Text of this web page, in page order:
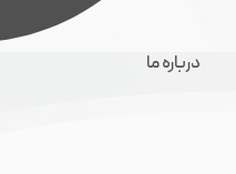
درباره ما